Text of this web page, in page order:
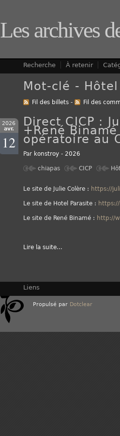
Les archives
Recherche À retenir
Mot-clé -
Fil des billets - Fil des
2026
avr.
12
Direct CICP :
+René
opératoire au
Par konstroy - 2026
chiapas CICP
Le site de Julie Colère : https://
Le site de Hotel Parasite :
Le site de René Binamé : http://
Lire la suite...
Liens
Propulsé par Dotclear